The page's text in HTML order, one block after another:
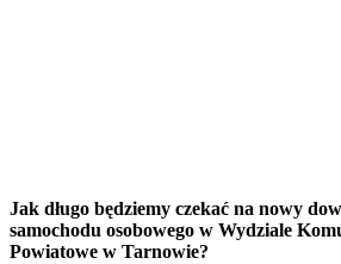
Jak długo będziemy czekać na nowy
samochodu osobowego w Wydziale
Powiatowe w Tarnowie?